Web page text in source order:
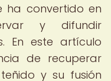
ha convertido en
y difundir
En este artículo
de recuperar
y su fusión